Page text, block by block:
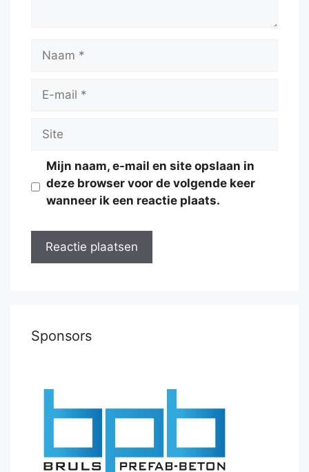
Naam
Site
Mijn naam, e-mail en site opslaan in
deze browser voor de volgende keer
wanneer ik een reactie plaats.
Sponsors